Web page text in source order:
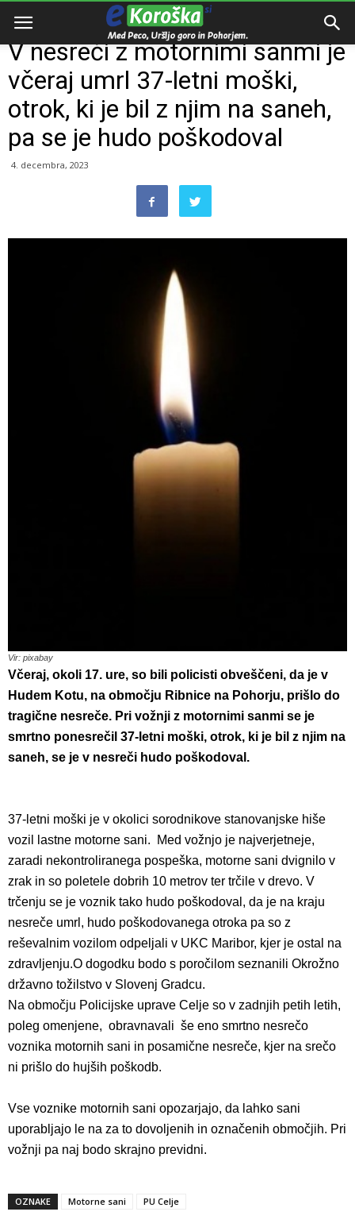
Domov
V nesreči z motornimi sanmi je
včeraj umrl 37-letni moški,
otrok, ki je bil z njim na saneh,
pa se je hudo poškodoval
4. decembra, 2023
Vir: pixabay
Včeraj, okoli 17. ure, so bili policisti obveščeni, da je v
Hudem Kotu, na območju Ribnice na Pohorju, prišlo do
tragične nesreče. Pri vožnji z motornimi sanmi se je
smrtno ponesrečil 37-letni moški, otrok, ki je bil z njim na
saneh, se je v nesreči hudo poškodoval.
37-letni moški je v okolici sorodnikove stanovanjske hiše
vozil lastne motorne sani. Med vožnjo je najverjetneje,
zaradi nekontroliranega pospeška, motorne sani dvignilo v
zrak in so poletele dobrih 10 metrov ter trčile v drevo. V
trčenju se je voznik tako hudo poškodoval, da je na kraju
nesreče umrl, hudo poškodovanega otroka pa so z
reševalnim vozilom odpeljali v UKC Maribor, kjer je ostal na
zdravljenju.O dogodku bodo s poročilom seznanili Okrožno
državno tožilstvo v Slovenj Gradcu.
Na območju Policijske uprave Celje so v zadnjih petih letih,
poleg omenjene, obravnavali še eno smrtno nesrečo
voznika motornih sani in posamične nesreče, kjer na srečo
ni prišlo do hujših poškodb.
Vse voznike motornih sani opozarjajo, da lahko sani
uporabljajo le na za to dovoljenih in označenih območjih. Pri
vožnji pa naj bodo skrajno previdni.
OZNAKE Motorne sani PU Celje